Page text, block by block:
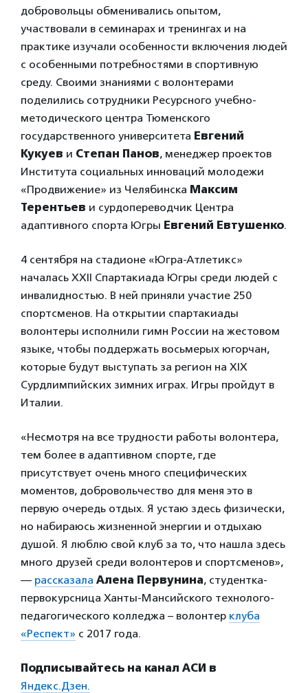
добровольцы обменивались опытом,
участвовали в семинарах и тренингах и на
практике изучали особенности включения людей
с особенными потребностями в спортивную
среду. Своими знаниями с волонтерами
поделились сотрудники Ресурсного учебно-
методического центра Тюменского
государственного университета Евгений
Кукуев и Степан Панов, менеджер проектов
Института социальных инноваций молодежи
«Продвижение» из Челябинска Максим
Терентьев и сурдопереводчик Центра
адаптивного спорта Югры Евгений Евтушенко.
4 сентября на стадионе «Югра-Атлетикс»
началась XXII Спартакиада Югры среди людей с
инвалидностью. В ней приняли участие 250
спортсменов. На открытии спартакиады
волонтеры исполнили гимн России на жестовом
языке, чтобы поддержать восьмерых югорчан,
которые будут выступать за регион на XIX
Сурдлимпийских зимних играх. Игры пройдут в
Италии.
«Несмотря на все трудности работы волонтера,
тем более в адаптивном спорте, где
присутствует очень много специфических
моментов, добровольчество для меня это в
первую очередь отдых. Я устаю здесь физически,
но набираюсь жизненной энергии и отдыхаю
душой. Я люблю свой клуб за то, что нашла здесь
много друзей среди волонтеров и спортсменов»,
— рассказала Алена Первунина, студентка-
первокурсница Ханты-Мансийского технолого-
педагогического колледжа – волонтер клуба
«Респект» с 2017 года.
Подписывайтесь на канал АСИ в
Яндекс.Дзен.